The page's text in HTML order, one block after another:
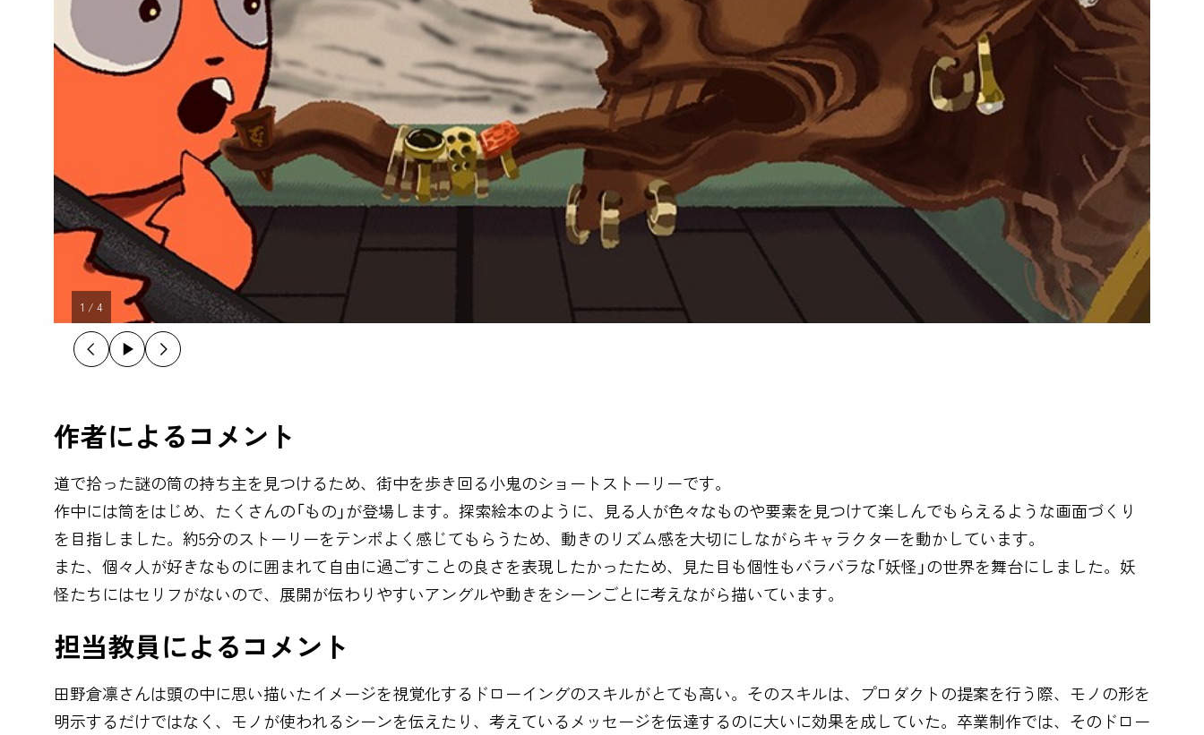
1 / 4
作者によるコメント
道で拾った謎の筒の持ち主を見つけるため、街中を歩き回る小鬼のショートストーリーです。
作中には筒をはじめ、たくさんの「もの」が登場します。探索絵本のように、見る人が色々なものや要素を見つけて楽しんでもらえるような画面づくり
を目指しました。約5分のストーリーをテンポよく感じてもらうため、動きのリズム感を大切にしながらキャラクターを動かしています。
また、個々人が好きなものに囲まれて自由に過ごすことの良さを表現したかったため、見た目も個性もバラバラな「妖怪」の世界を舞台にしました。妖
怪たちにはセリフがないので、展開が伝わりやすいアングルや動きをシーンごとに考えながら描いています。
担当教員によるコメント
田野倉凛さんは頭の中に思い描いたイメージを視覚化するドローイングのスキルがとても高い。そのスキルは、プロダクトの提案を行う際、モノの形を
明示するだけではなく、モノが使われるシーンを伝えたり、考えているメッセージを伝達するのに大いに効果を成していた。卒業制作では、そのドロー